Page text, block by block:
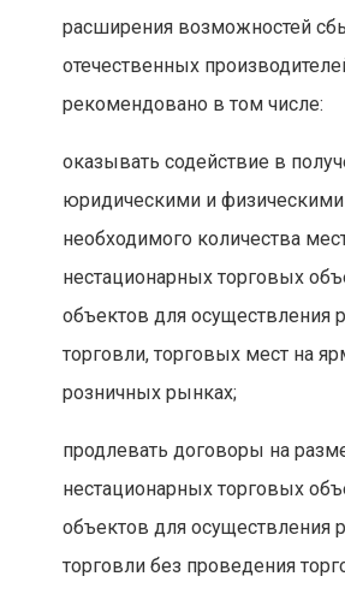
расширения возможностей
отечественных
рекомендовано в том числе:
оказывать содействие в
юридическими и
необходимого количества
нестационарных торговых
объектов для осуществления
торговли, торговых мест на
розничных рынках;
продлевать договоры на
нестационарных торговых
объектов для осуществления
торговли без проведения